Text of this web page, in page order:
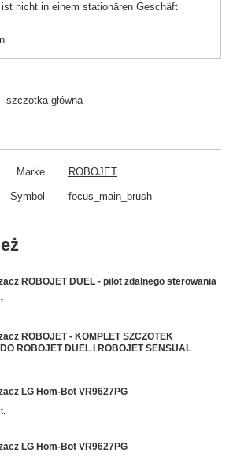
nicht in einem stationären Geschäft
szczotka główna
Marke ROBOJET
Symbol focus_main_brush
ROBOJET DUEL - pilot zdalnego sterowania
ROBOJET - KOMPLET SZCZOTEK
ROBOJET DUEL I ROBOJET SENSUAL
LG Hom-Bot VR9627PG
LG Hom-Bot VR9627PG